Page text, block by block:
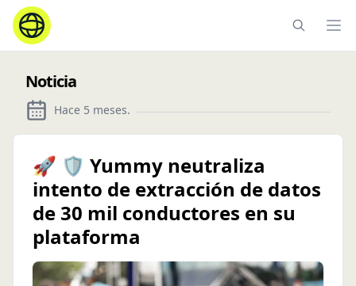
Noticia
Hace 5 meses.
🚀 🛡️ Yummy neutraliza
intento de extracción de datos
de 30 mil conductores en su
plataforma